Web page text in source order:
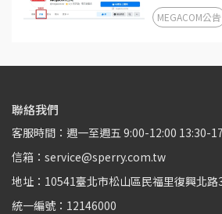
MEGACOM公告
聯絡我們
客服時間：週一至週五 9:00-12:00 13:30-
信箱：service@sperry.com.tw
地址：10541臺北市松山區民福里復興北路
統一編號：12146000